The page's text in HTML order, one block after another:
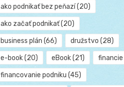
ako podnikať bez peňazí(20)
ako začať podnikať(20)
business plán (66) družstvo (28)
e-book(20) eBook(21) financie
financovanie podniku (45)